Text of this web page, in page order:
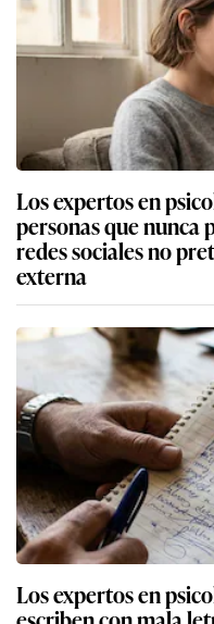
Los expertos en
personas que nunca
redes sociales no
externa
Los expertos en